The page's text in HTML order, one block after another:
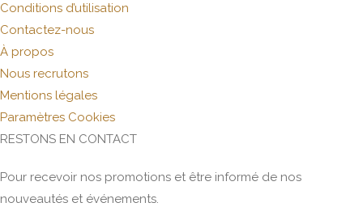
Conditions d’utilisation
Contactez-nous
À propos
Nous recrutons
Mentions légales
Paramètres Cookies
RESTONS EN CONTACT
Pour recevoir nos promotions et être informé de nos
nouveautés et événements.